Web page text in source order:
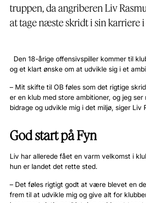
truppen, da angriberen Liv
at tage næste skridt i sin karriere
Den 18-årige offensivspiller kommer til
og et klart ønske om at udvikle sig i et
– Mit skifte til OB føles som det rigtige
er en klub med store ambitioner, og jeg
bidrage og udvikle mig i det miljø, siger Liv
God start på Fyn
Liv har allerede fået en varm velkomst i
hun er landet det rette sted.
– Det føles rigtigt godt at være blevet en
frem til at udvikle mig og give alt for